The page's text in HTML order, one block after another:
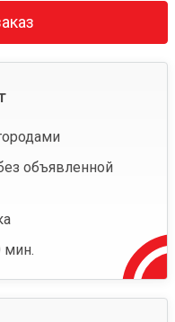
объявленной
мин.